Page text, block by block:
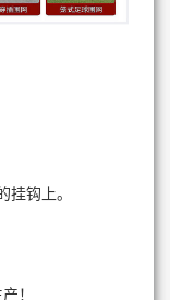
挂钩上。
！